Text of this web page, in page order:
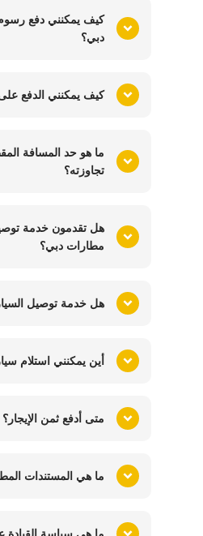
كيف يمكنني دفع
دبي؟
كيف يمكنني الدفع
ما هو حد المسافة
تجاوزته؟
هل تقدمون خدمة
مطارات دبي؟
هل خدمة توصيل
أين يمكنني استلام
متى أدفع ثمن الإيجار؟
ما هي المستندات